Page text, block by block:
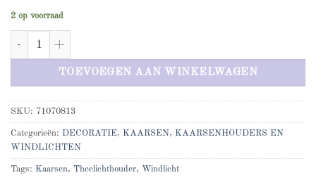
2 op voorraad
Windlicht blad goud klein aantal
TOEVOEGEN AAN WINKELWAGEN
SKU: 71070813
Categorieën: DECORATIE, KAARSEN, KAARSENHOUDERS EN
WINDLICHTEN
Tags: Kaarsen, Theelichthouder, Windlicht